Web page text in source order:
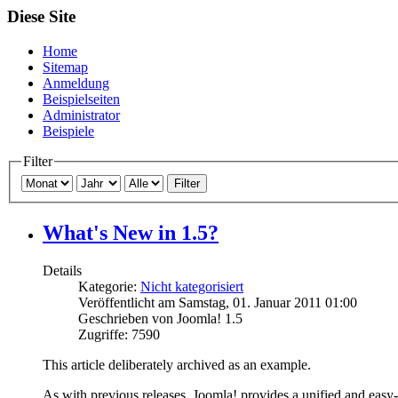
Diese Site
Home
Sitemap
Anmeldung
Beispielseiten
Administrator
Beispiele
Filter
Filter
What's New in 1.5?
Details
Kategorie: Nicht kategorisiert
Veröffentlicht am Samstag, 01. Januar 2011 01:00
Geschrieben von Joomla! 1.5
Zugriffe: 7590
This article deliberately archived as an example.